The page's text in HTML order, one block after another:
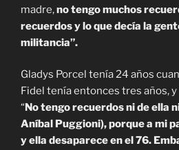
madre,no tengo muchos
recuerdos y lo que decía la
militancia”.
Gladys Porcel tenía 24 años
Fidel tenía entonces tres años, y
“ No tengo recuerdos ni de ella
Aníbal Puggioni), porque a mi
y ella desaparece en el 76.